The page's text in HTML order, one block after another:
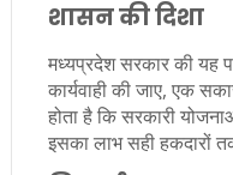
शासन की दिशा
मध्यप्रदेश सरकार की यह
कार्यवाही की जाए, एक
होता है कि सरकारी
इसका लाभ सही हकदारों